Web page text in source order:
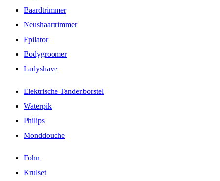
Baardtrimmer
Neushaartrimmer
Epilator
Bodygroomer
Ladyshave
Elektrische Tandenborstel
Waterpik
Philips
Monddouche
Fohn
Krulset